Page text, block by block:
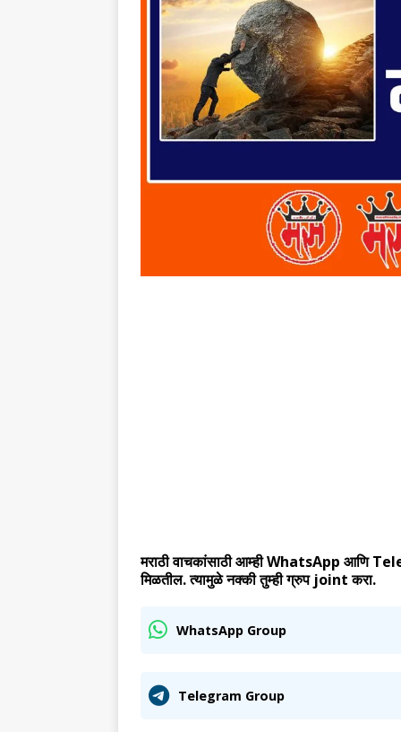
मराठी वाचकांसाठी आम्ही WhatsApp आणि
मिळतील. त्यामुळे नक्की तुम्ही ग्रुप joint करा.
WhatsApp Group
Telegram Group